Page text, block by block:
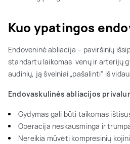
Kuo ypatingos
Endoveninė abliacija – paviršinių
standartu laikomas venų ir arterijų
audinių, ją švelniai „pašalinti“ iš
Endovaskulinės abliacijos
Gydymas gali būti taikomas
Operacija neskausminga ir
Nereikia mūvėti kompresinių